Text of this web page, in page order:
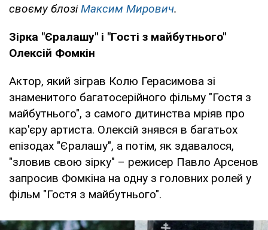
своєму блозіМаксим Мирович.
Зірка "Єралашу" і "Гості з майбутнього"
Олексій Фомкін
Актор, який зіграв Колю Герасимова зі
знаменитого багатосерійного фільму "Гостя з
майбутнього", з самого дитинства мріяв про
кар'єру артиста. Олексій знявся в багатьох
епізодах "Єралашу", а потім, як здавалося,
"зловив свою зірку" – режисер Павло Арсенов
запросив Фомкіна на одну з головних ролей у
фільм "Гостя з майбутнього".